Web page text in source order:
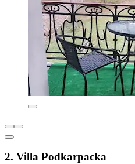
2. Villa Podkarpacka